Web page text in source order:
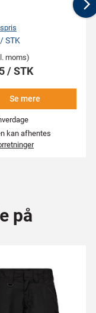
STK
moms)
/ STK
Se mere
kan afhentes
på